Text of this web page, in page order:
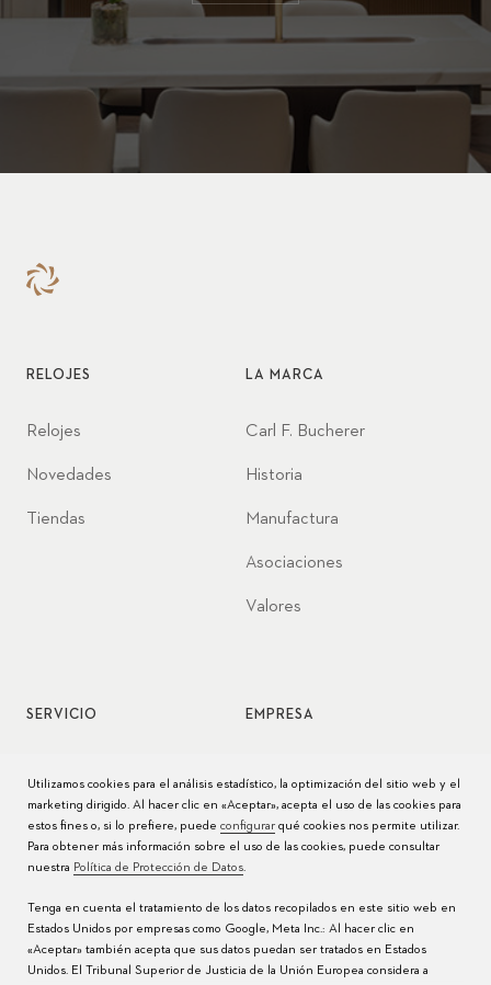
RELOJES
Relojes
Novedades
Tiendas
LA MARCA
Carl F. Bucherer
Historia
Manufactura
Asociaciones
Valores
SERVICIO
Cuidado del reloj
Manuales
Preguntas frecuentes
Centros de servicio
EMPRESA
Prensa
Utilizamos cookies para el análisis estadístico, la optimización del sitio web y el
marketing dirigido. Al hacer clic en «Aceptar», acepta el uso de las cookies para
estos fines o, si lo prefiere, puede configurarqué cookies nos permite utilizar.
Para obtener más información sobre el uso de las cookies, puede consultar
nuestra Política de Protección de Datos.
Tenga en cuenta el tratamiento de los datos recopilados en este sitio web en
Estados Unidos por empresas como Google, Meta Inc.: Al hacer clic en
«Aceptar» también acepta que sus datos puedan ser tratados en Estados
Unidos. El Tribunal Superior de Justicia de la Unión Europea considera a